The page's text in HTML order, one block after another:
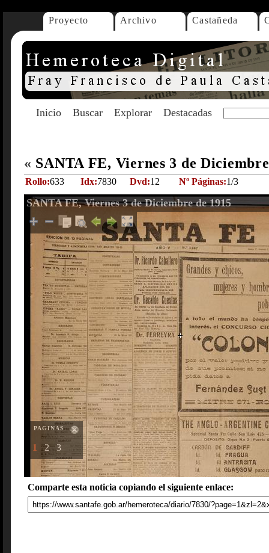
Proyecto Archivo Castañeda
Inicio Buscar Explorar Destacadas
« SANTA FE, Viernes 3 de
Rollo:633 Idx:7830 Dvd:12 Nº Páginas:1/3
SANTA FE, Viernes 3 de Diciembre de 1915
PAGINAS
1 2 3
Comparte esta noticia copiando el siguiente enlace: